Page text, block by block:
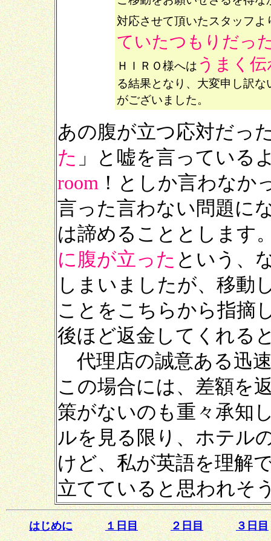
対応させて頂いたスタッフよ
ていたつもりだっ
ＨＩＲＯ様へは うまく
る結果となり、大変申し訳
がございました。
あの腹が立つ応対だっ
た 」と嘘を言っている
room ！としか言わなか
言った言わない問題に
は諦めることとします
に腹が立った という、
しまいましたが、移動
ことをこちらから指摘
後ほど返金してくれる
代理店の誠意ある迅
この場合には、差額を
策がないのも重々承知
ルを見る限り、ホテル
けど、私が英語を理解
立てていると思われそ
はじめに １日目 ２日目 ３日目